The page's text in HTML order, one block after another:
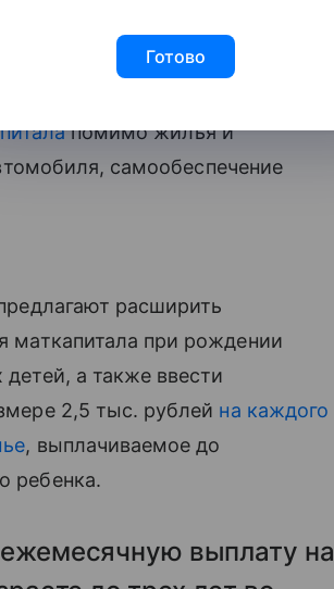
при рождении трех и
помимо жилья и
самообеспечение
расширить
маткапитала при рождении
а также ввести
2,5 тыс. рублей на каждого
, выплачиваемое до
ребенка.
выплату на
Готово